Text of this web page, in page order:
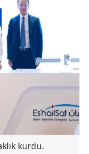
kurdu.